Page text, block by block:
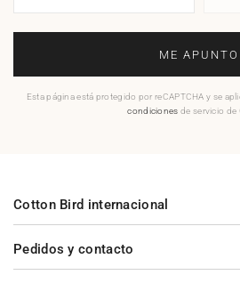
ME APUNTO
Esta página está protegido por reCAPTCHA y se
condiciones de servicio de
Pedidos y contacto
Cotton Bird internacional